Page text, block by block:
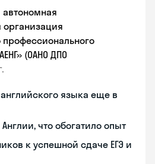
автономная
профессионального
(ОАНО ДПО
языка еще в
что обогатило опыт
к успешной сдаче ЕГЭ и